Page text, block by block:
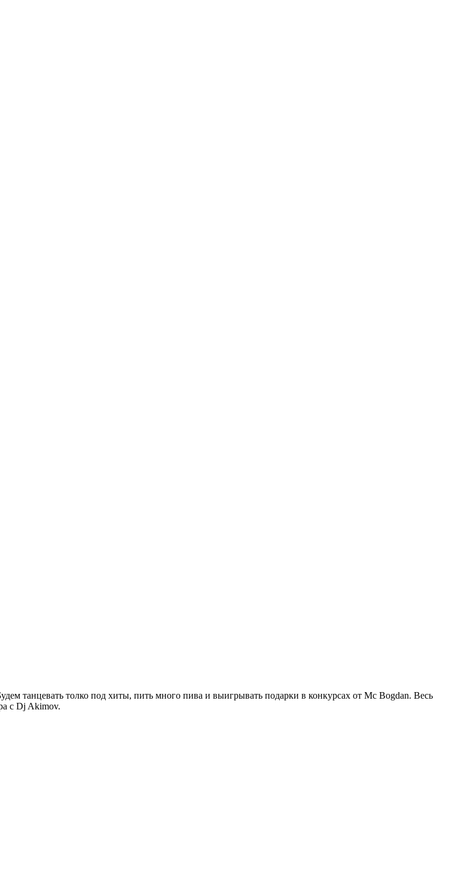
танцевать толко под хиты, пить много пива и выигрывать подарки в конкурсах от Mc Bogdan. Весь
с Dj Akimov.